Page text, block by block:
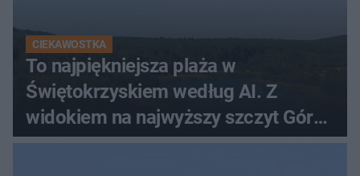
CIEKAWOSTKA
To najpiękniejsza plaża w
Świętokrzyskiem według AI. Z
widokiem na najwyższy szczyt Gór
Świętokrzyskich